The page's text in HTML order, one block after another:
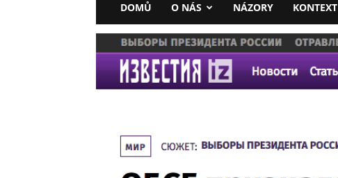
DOMŮ O NÁS NÁZORY KONTEXT